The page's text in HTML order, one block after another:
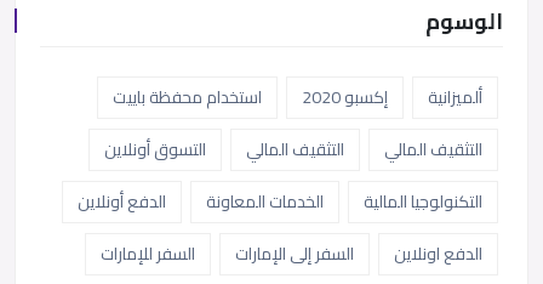
الوسوم
ألميزانية إكسبو 2020
استخدام محفظة باييت
التثقيف المالي
التثقيف المالي
التسوق أونلاين
التكنولوجيا المالية
الخدمات المعاونة
الدفع أونلاين
الدفع اونلاين
السفر إلى الإمارات
السفر للإمارات